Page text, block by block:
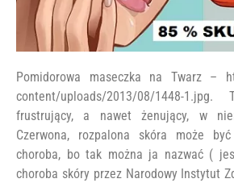
Pomidorowa maseczka na Twarz –
content/uploads/2013/08/1448-
frustrujący, a nawet żenujący, w
Czerwona, rozpalona skóra może
choroba, bo tak można ja nazwać (
choroba skóry przez Narodowy Instytut